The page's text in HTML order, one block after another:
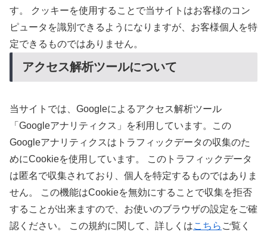
す。 クッキーを使用することで当サイトはお客様のコン
ピュータを識別できるようになりますが、お客様個人を特
定できるものではありません。
アクセス解析ツールについて
当サイトでは、Googleによるアクセス解析ツール
「Googleアナリティクス」を利用しています。この
Googleアナリティクスはトラフィックデータの収集のた
めにCookieを使用しています。 このトラフィックデータ
は匿名で収集されており、個人を特定するものではありま
せん。 この機能はCookieを無効にすることで収集を拒否
することが出来ますので、お使いのブラウザの設定をご確
認ください。 この規約に関して、詳しくはこちら ご覧く